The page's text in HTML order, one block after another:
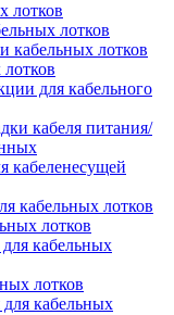
лотков
лотков
кабельных лотков
для кабельного
кабеля питания/
кабеленесущей
кабельных лотков
лотков
кабельных
лотков
для кабельных